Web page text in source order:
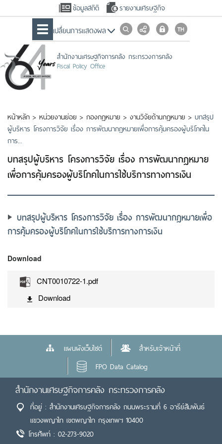
ข้อมูลสถิติ รายงานเศรษฐกิจ
เปลื่ยนการแสดงผล
สำนักงานเศรษฐกิจการคลัง กระทรวงการคลัง
Fiscal Policy Office
หน้าหลัก > หน่วยงานย่อย > กองกฎหมาย > งานวิจัยด้านกฎหมาย > บทสรุป
ผู้บริหาร โครงการวิจัย เรื่อง การพัฒนากฎหมายเพื่อการคุ้มครองผู้บริโภคใน
การ...
บทสรุปผู้บริหาร โครงการวิจัย เรื่อง การพัฒนากฎหมาย
เพื่อการคุ้มครองผู้บริโภคในการใช้บริการทางการเงิน
บทสรุปผู้บริหาร โครงการวิจัย เรื่อง การพัฒนากฎหมายเพื่อ
การคุ้มครองผู้บริโภคในการใช้บริการทางการเงิน
Download
CNT0010722-1.pdf
Download
แผนผังเว็บไซต์
สำหรับเจ้าหน้าที่
FPO Data Catalog
สำนักงานเศรษฐกิจการคลัง กระทรวงการคลัง
ที่อยู่ : สำนักงานเศรษฐกิจการคลัง ถนนพระรามที่ 6 อารีย์สัมพันธ์
แขวงพญาไท เขตพญาไท กรุงเทพฯ 10400
โทรศัพท์ : 02-273-9020